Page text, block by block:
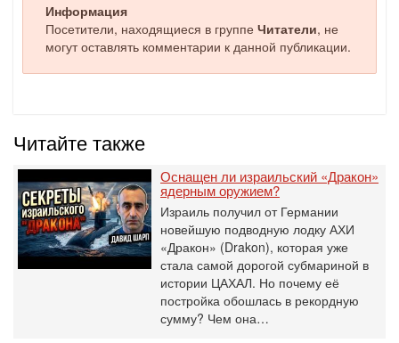
Информация
Посетители, находящиеся в группе Читатели, не
могут оставлять комментарии к данной публикации.
Читайте также
Оснащен ли израильский «Дракон»
ядерным оружием?
Израиль получил от Германии
новейшую подводную лодку АХИ
«Дракон» (Drakon), которая уже
стала самой дорогой субмариной в
истории ЦАХАЛ. Но почему её
постройка обошлась в рекордную
сумму? Чем она…